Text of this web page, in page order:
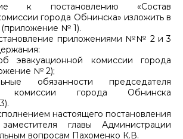
к постановлению «Состав
города Обнинска» изложить в
№ 1).
приложениями №№ 2 и 3
эвакуационной комиссии города
№ 2);
обязанности председателя
комиссии города Обнинска
настоящего постановления
главы Администрации
вопросам Пахоменко К.В.